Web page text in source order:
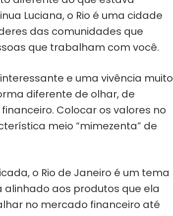
Luciana, o Rio é uma cidade
das comunidades que
que trabalham com você.
e uma vivência muito
diferente de olhar, de
Colocar os valores no
meio “mimezenta” de
o Rio de Janeiro é um tema
aos produtos que ela
no mercado financeiro até